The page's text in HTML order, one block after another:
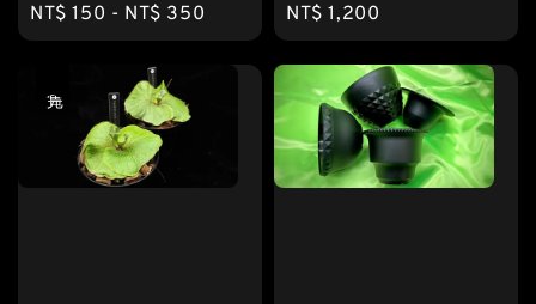
Regular
price
NT$ 150 - NT$ 350
Regular
price
NT$ 1,200